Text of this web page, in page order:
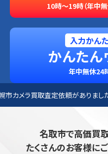
10時～19時（年中
入力かん
かんたん
年中無休24
りました。 2026年8月8日 札幌
名取市で高価買
たくさんのお客様に